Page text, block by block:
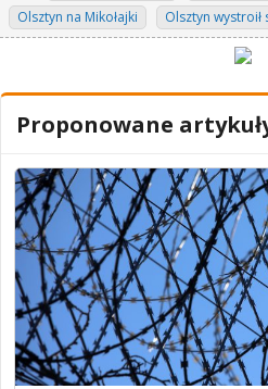
Olsztyn na Mikołajki
Olsztyn wystroił
Proponowane